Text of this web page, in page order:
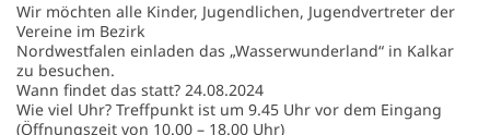
Wir möchten alle Kinder, Jugendlichen, Jugendvertreter der
Vereine im Bezirk
Nordwestfalen einladen das „Wasserwunderland“ in Kalkar
zu besuchen.
Wann findet das statt? 24.08.2024
Wie viel Uhr? Treffpunkt ist um 9.45 Uhr vor dem Eingang
(Öffnungszeit von 10.00 – 18.00 Uhr)